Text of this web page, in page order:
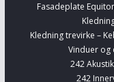
Fasadeplate
Kledning trevirke –
Vinduer og
242
242